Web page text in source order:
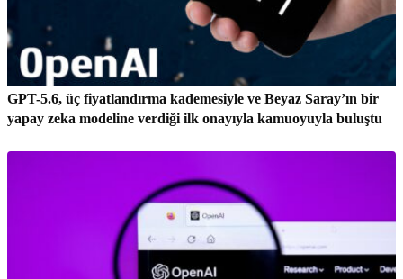
GPT-5.6, üç fiyatlandırma kademesiyle ve Beyaz Saray’ın bir
yapay zeka modeline verdiği ilk onayıyla kamuoyuyla buluştu